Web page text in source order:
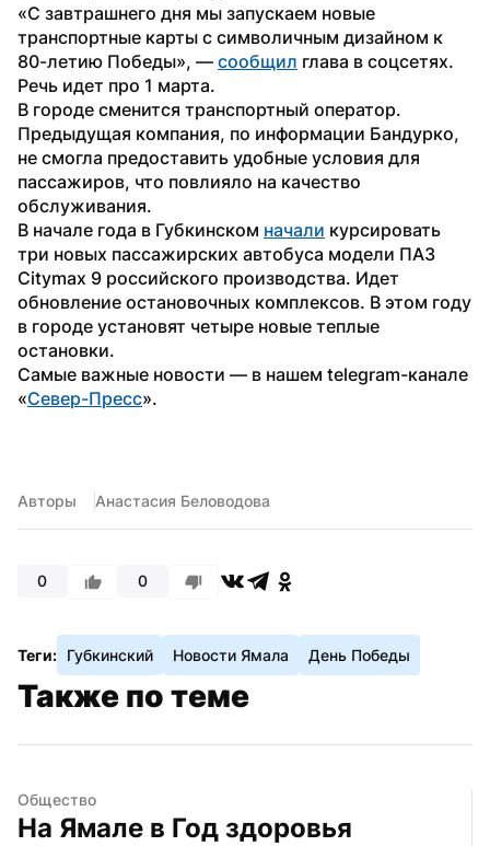
«С завтрашнего дня мы запускаем новые
транспортные карты с символичным дизайном к
80-летию Победы», — сообщил глава в соцсетях.
Речь идет про 1 марта.
В городе сменится транспортный оператор.
Предыдущая компания, по информации Бандурко,
не смогла предоставить удобные условия для
пассажиров, что повлияло на качество
обслуживания.
В начале года в Губкинском начали курсировать
три новых пассажирских автобуса модели ПАЗ
Citymax 9 российского производства. Идет
обновление остановочных комплексов. В этом году
в городе установят четыре новые теплые
остановки.
Самые важные новости — в нашем telegram-канале
«Север-Пресс».
Авторы Анастасия Беловодова
0 0
Теги: Губкинский Новости Ямала День Победы
Также по теме
Общество
На Ямале в Год здоровья